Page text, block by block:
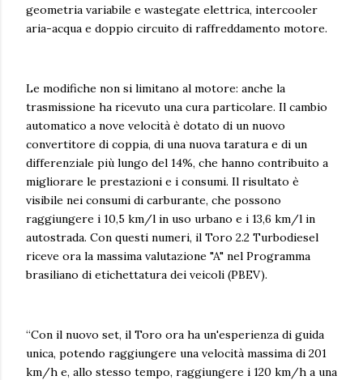
geometria variabile e wastegate elettrica, intercooler
aria-acqua e doppio circuito di raffreddamento motore.
Le modifiche non si limitano al motore: anche la
trasmissione ha ricevuto una cura particolare. Il cambio
automatico a nove velocità è dotato di un nuovo
convertitore di coppia, di una nuova taratura e di un
differenziale più lungo del 14%, che hanno contribuito a
migliorare le prestazioni e i consumi. Il risultato è
visibile nei consumi di carburante, che possono
raggiungere i 10,5 km/l in uso urbano e i 13,6 km/l in
autostrada. Con questi numeri, il Toro 2.2 Turbodiesel
riceve ora la massima valutazione "A" nel Programma
brasiliano di etichettatura dei veicoli (PBEV).
“Con il nuovo set, il Toro ora ha un'esperienza di guida
unica, potendo raggiungere una velocità massima di 201
km/h e, allo stesso tempo, raggiungere i 120 km/h a una